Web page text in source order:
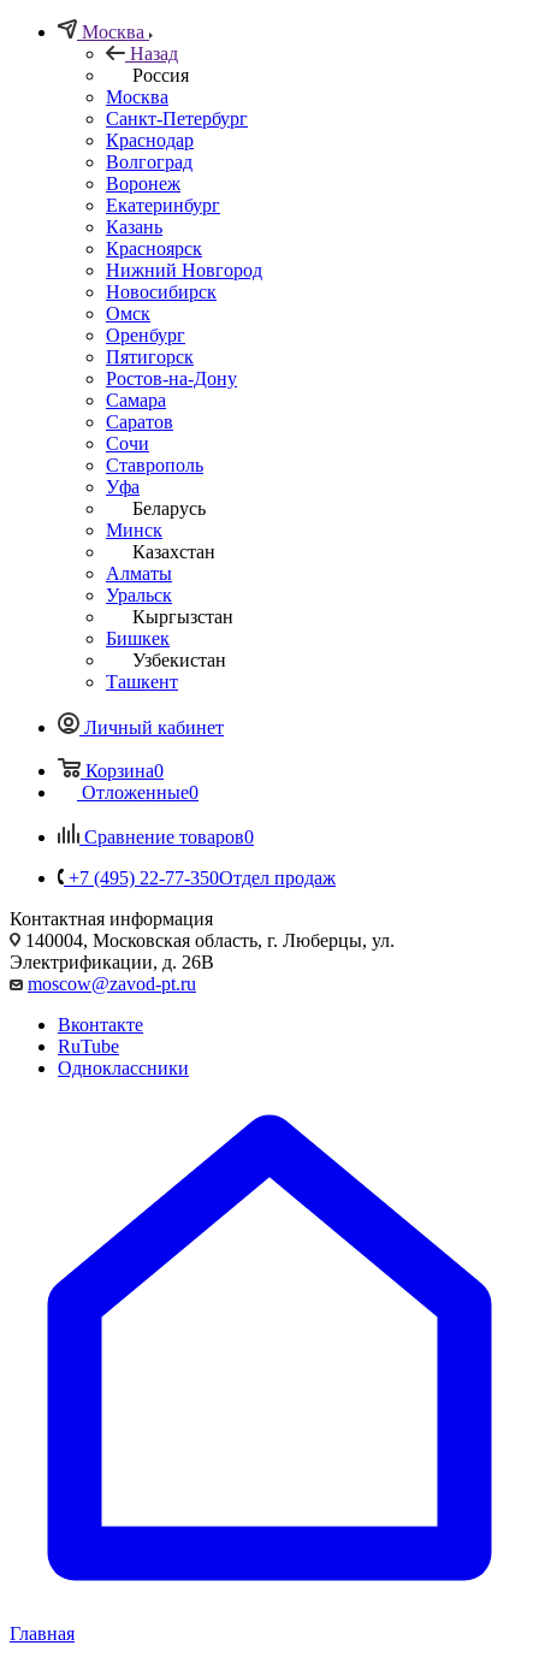
Москва
Назад
Россия
Москва
Санкт-Петербург
Краснодар
Волгоград
Воронеж
Екатеринбург
Казань
Красноярск
Нижний Новгород
Новосибирск
Омск
Оренбург
Пятигорск
Ростов-на-Дону
Самара
Саратов
Сочи
Ставрополь
Уфа
Беларусь
Минск
Казахстан
Алматы
Уральск
Кыргызстан
Бишкек
Узбекистан
Ташкент
Личный кабинет
Корзина0
Отложенные0
Сравнение товаров0
+7 (495) 22-77-350Отдел продаж
Контактная информация
140004, Московская область, г. Люберцы, ул.
Электрификации, д. 26В
moscow@zavod-pt.ru
Вконтакте
RuTube
Одноклассники
Главная